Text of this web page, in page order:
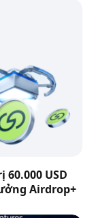
60.000 USD
Airdrop+